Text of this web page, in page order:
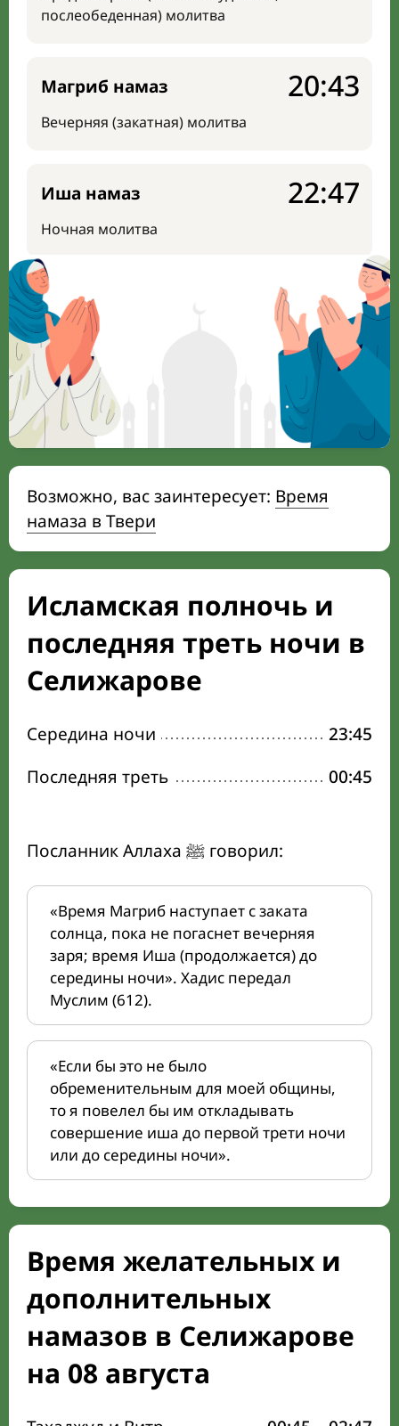
послеобеденная) молитва
Магриб намаз
Вечерняя (закатная) молитва
20:43
Иша намаз
Ночная молитва
22:47
Возможно, вас заинтересует: Время
намаза в Твери
Исламская полночь и
последняя треть ночи в
Селижарове
Середина ночи
23:45
Последняя треть
00:45
Посланник Аллаха ﷺ говорил:
«Время Магриб наступает с заката
солнца, пока не погаснет вечерняя
заря; время Иша (продолжается) до
середины ночи». Хадис передал
Муслим (612).
«Если бы это не было
обременительным для моей общины,
то я повелел бы им откладывать
совершение иша до первой трети ночи
или до середины ночи».
Время желательных и
дополнительных
намазов в Селижарове
на 08 августа